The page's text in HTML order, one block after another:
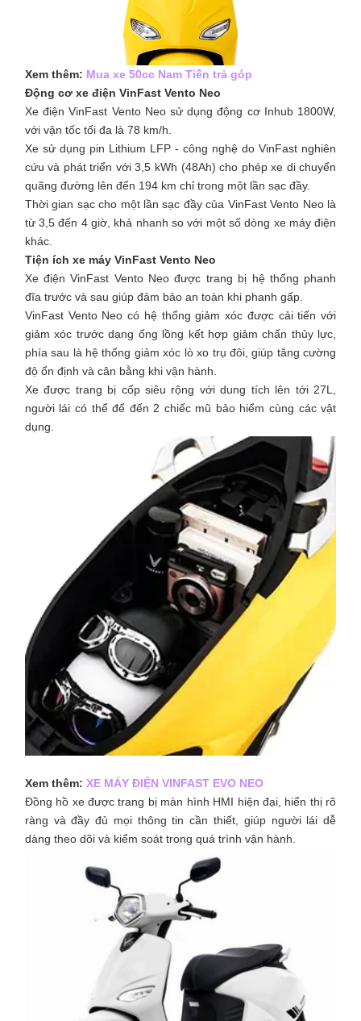
Xem thêm: Mua xe 50cc Nam Tiến trả góp
Động cơ xe điện VinFast Vento Neo
Xe điện VinFast Vento Neo sử dụng động cơ Inhub 1800W,
với vận tốc tối đa là 78 km/h.
Xe sử dụng pin Lithium LFP - công nghệ do VinFast nghiên
cứu và phát triển với 3,5 kWh (48Ah) cho phép xe di chuyển
quãng đường lên đến 194 km chỉ trong một lần sạc đầy.
Thời gian sạc cho một lần sạc đầy của VinFast Vento Neo là
từ 3,5 đến 4 giờ, khá nhanh so với một số dòng xe máy điện
khác.
Tiện ích xe máy VinFast Vento Neo
Xe điện VinFast Vento Neo được trang bị hệ thống phanh
đĩa trước và sau giúp đảm bảo an toàn khi phanh gấp.
VinFast Vento Neo có hệ thống giảm xóc được cải tiến với
giảm xóc trước dạng ống lồng kết hợp giảm chấn thủy lực,
phía sau là hệ thống giảm xóc lò xo trụ đôi, giúp tăng cường
độ ổn định và cân bằng khi vận hành.
Xe được trang bị cốp siêu rộng với dung tích lên tới 27L,
người lái có thể để đến 2 chiếc mũ bảo hiểm cùng các vật
dụng.
Xem thêm: XE MÁY ĐIỆN VINFAST EVO NEO
Đồng hồ xe được trang bị màn hình HMI hiện đại, hiển thị rõ
ràng và đầy đủ mọi thông tin cần thiết, giúp người lái dễ
dàng theo dõi và kiểm soát trong quá trình vận hành.